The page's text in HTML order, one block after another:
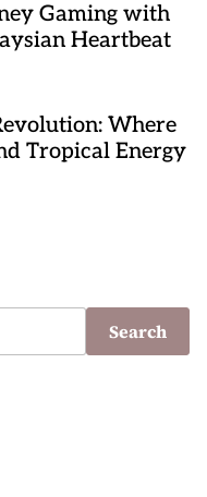
Gaming with
Heartbeat
Where
Tropical Energy
Search